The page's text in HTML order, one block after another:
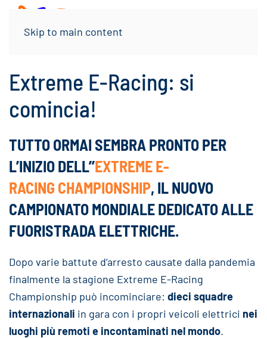
Skip to main content
Extreme E-Racing: si
comincia!
TUTTO ORMAI SEMBRA PRONTO PER
L’INIZIO DELL’’EXTREME E-
RACING CHAMPIONSHIP, IL NUOVO
CAMPIONATO MONDIALE DEDICATO ALLE
FUORISTRADA ELETTRICHE.
Dopo varie battute d’arresto causate dalla pandemia
finalmente la stagione Extreme E-Racing
Championship può incominciare: dieci squadre
internazionali in gara con i propri veicoli elettrici nei
luoghi più remoti e incontaminati nel mondo.